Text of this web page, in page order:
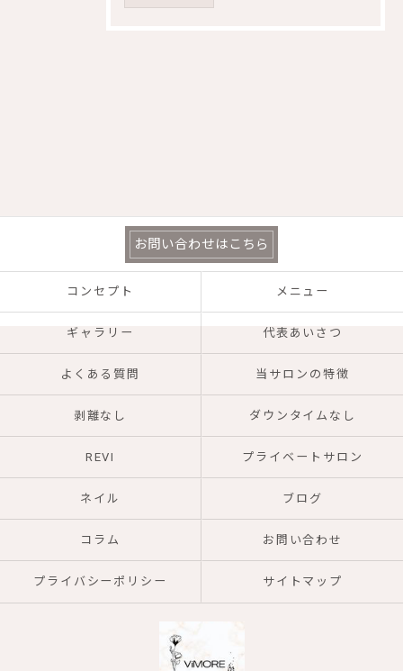
お問い合わせはこちら
コンセプト メニュー
ギャラリー 代表あいさつ
よくある質問 当サロンの特徴
剥離なし ダウンタイムなし
REVI プライベートサロン
ネイル ブログ
コラム お問い合わせ
プライバシーポリシー サイトマップ